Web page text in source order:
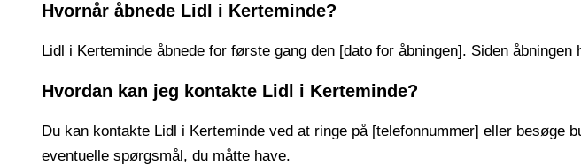
Hvornår åbnede Lidl i Kerteminde?
Lidl i Kerteminde åbnede for første gang den [dato for åbningen]. Siden
Hvordan kan jeg kontakte Lidl i Kerteminde?
Du kan kontakte Lidl i Kerteminde ved at ringe på [telefonnummer] eller
eventuelle spørgsmål, du måtte have.